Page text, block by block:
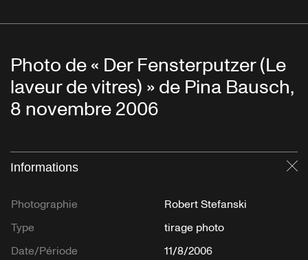
Photo de « Der Fensterputzer (Le
laveur de vitres) » de Pina Bausch,
8 novembre 2006
Informations
Photographie
Robert Stefanski
Type
tirage photo
Date/Période
11/8/2006